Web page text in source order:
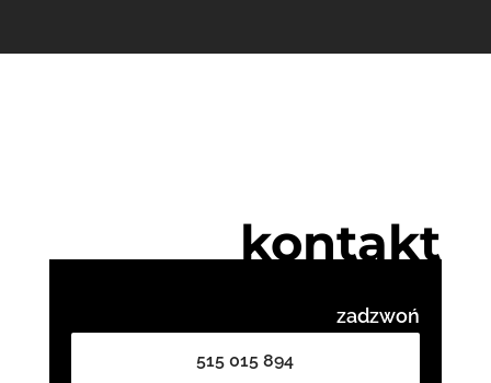
kontakt
zadzwoń
515 015 894